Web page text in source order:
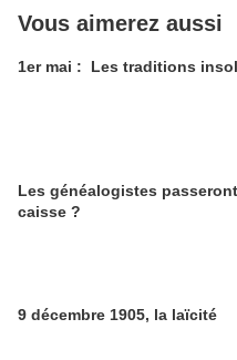
Vous aimerez aussi
1er mai : Les traditions
Les généalogistes
caisse ?
9 décembre 1905, la laïcité